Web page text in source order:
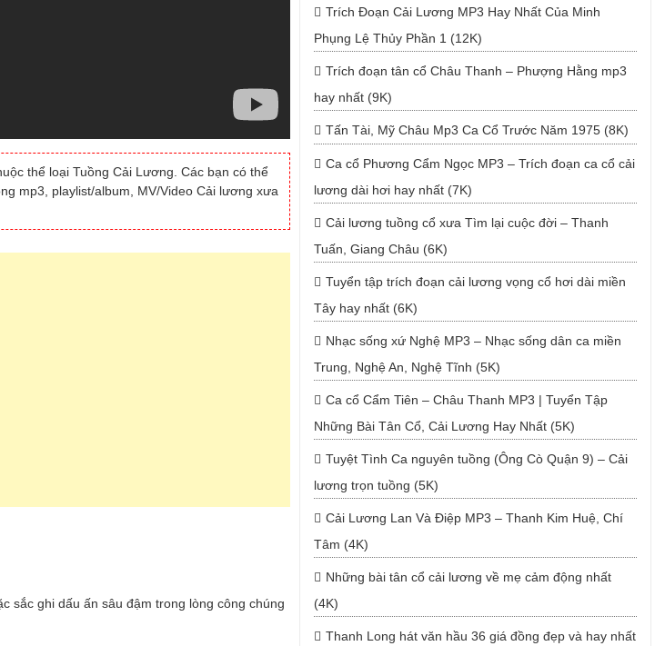
thể loại Tuồng Cải Lương. Các bạn có thể
mp3, playlist/album, MV/Video Cải lương xưa
sắc ghi dấu ấn sâu đậm trong lòng công chúng
Trích Đoạn Cải Lương MP3 Hay Nhất Của Minh
Phụng Lệ Thủy Phần 1 (12K)
Trích đoạn tân cổ Châu Thanh – Phượng Hằng mp3
hay nhất (9K)
Tấn Tài, Mỹ Châu Mp3 Ca Cổ Trước Năm 1975 (8K)
Ca cổ Phương Cẩm Ngọc MP3 – Trích đoạn ca cổ cải
lương dài hơi hay nhất (7K)
Cải lương tuồng cổ xưa Tìm lại cuộc đời – Thanh
Tuấn, Giang Châu (6K)
Tuyển tập trích đoạn cải lương vọng cổ hơi dài miền
Tây hay nhất (6K)
Nhạc sống xứ Nghệ MP3 – Nhạc sống dân ca miền
Trung, Nghệ An, Nghệ Tĩnh (5K)
Ca cổ Cẩm Tiên – Châu Thanh MP3 | Tuyển Tập
Những Bài Tân Cổ, Cải Lương Hay Nhất (5K)
Tuyệt Tình Ca nguyên tuồng (Ông Cò Quận 9) – Cải
lương trọn tuồng (5K)
Cải Lương Lan Và Điệp MP3 – Thanh Kim Huệ, Chí
Tâm (4K)
Những bài tân cổ cải lương về mẹ cảm động nhất
(4K)
Thanh Long hát văn hầu 36 giá đồng đẹp và hay nhất